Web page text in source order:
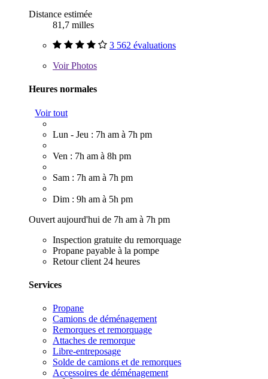
Distance estimée
81,7 milles
3 562 évaluations
VoirPhotos
Heures normales
Voir tout
Lun - Jeu : 7h am à 7h pm
Ven : 7h am à 8h pm
Sam : 7h am à 7h pm
Dim : 9h am à 5h pm
Ouvert aujourd'hui de 7h am à 7h pm
Inspection gratuite du remorquage
Propane payable à la pompe
Retour client 24 heures
Services
Propane
Camions de déménagement
Remorques et remorquage
Attaches de remorque
Libre-entreposage
Solde de camions et de remorques
Accessoires de déménagement